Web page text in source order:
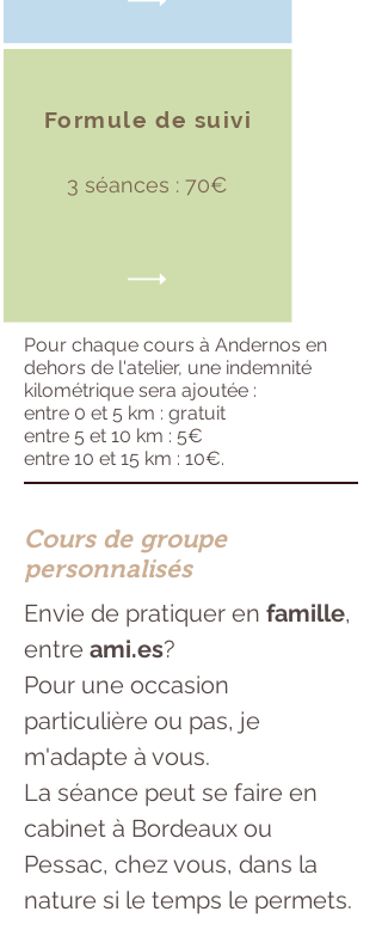
Formule de suivi
3 séances : 70€
Pour chaque cours à Andernos en
dehors de l'atelier, une indemnité
kilométrique sera ajoutée :
entre 0 et 5 km : gratuit
entre 5 et 10 km : 5€
entre 10 et 15 km : 10€.
Cours de groupe
personnalisés
Envie de pratiquer en famille,
entre ami.es?
Pour une occasion
particulière ou pas, je
m'adapte à vous.
La séance peut se faire en
cabinet à Bordeaux ou
Pessac, chez vous, dans la
nature si le temps le permets.